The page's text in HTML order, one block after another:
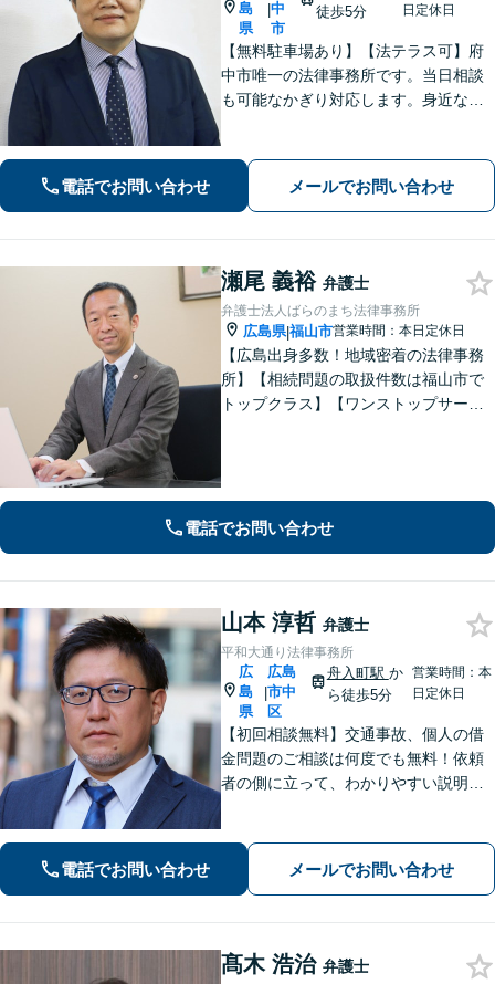
島
県
|中
市
徒歩5分
日定休日
【無料駐車場あり】【法テラス可】府
中市唯一の法律事務所です。当日相談
も可能なかぎり対応します。身近な相
とがありましたら、まずはお気軽にご
相談ください。【出張相談に対応】
電話でお問い合わせ メールでお問い合わせ
瀬尾 義裕 弁護士
弁護士法人ばらのまち法律事務所
広島県|福山市営業時間：本日定休日
【広島出身多数！地域密着の法律事務
所】【相続問題の取扱件数は福山市で
トップクラス】【ワンストップサービ
遺言・相続、債務整理など、幅広い分
野に対応」
電話でお問い合わせ
山本 淳哲 弁護士
平和大通り法律事務所
広
島
県
|
広島
市中
区
舟入町駅 か
ら徒歩5分
営業時間：本
日定休日
【初回相談無料】交通事故、個人の借
金問題のご相談は何度でも無料！依頼
者の側に立って、わかりやすい説明を
軽にご相談ください【WEB面談可】
【広島電鉄舟入町駅・土橋駅徒歩5分】
電話でお問い合わせ メールでお問い合わせ
髙木 浩治 弁護士